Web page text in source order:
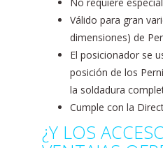
Válido para gran
dimensiones) de
El posicionador se
posición de los
la soldadura
Cumple con la
¿Y LOS